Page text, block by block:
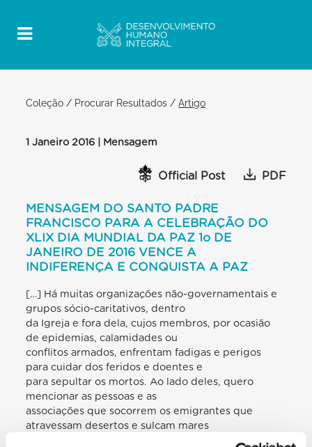
Coleção / Procurar Resultados /Artigo
1 Janeiro 2016 | Mensagem
Official Post PDF
MENSAGEM DO SANTO PADRE
FRANCISCO PARA A CELEBRAÇÃO DO
XLIX DIA MUNDIAL DA PAZ 1o DE
JANEIRO DE 2016 VENCE A
INDIFERENÇA E CONQUISTA A PAZ
[…] Há muitas organizações não-governamentais e
grupos sócio-caritativos, dentro
da Igreja e fora dela, cujos membros, por ocasião
de epidemias, calamidades ou
conflitos armados, enfrentam fadigas e perigos
para cuidar dos feridos e doentes e
para sepultar os mortos. Ao lado deles, quero
mencionar as pessoas e as
associações que socorrem os emigrantes que
atravessam desertos e sulcam mares
à procura de melhores condições de vida. Estas